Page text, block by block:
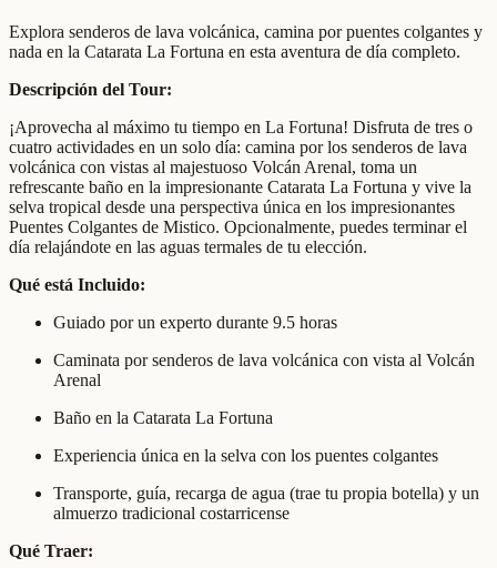
Explora senderos de lava volcánica, camina por puentes colgantes y
nada en la Catarata La Fortuna en esta aventura de día completo.
Descripción del Tour:
¡Aprovecha al máximo tu tiempo en La Fortuna! Disfruta de tres o
cuatro actividades en un solo día: camina por los senderos de lava
volcánica con vistas al majestuoso Volcán Arenal, toma un
refrescante baño en la impresionante Catarata La Fortuna y vive la
selva tropical desde una perspectiva única en los impresionantes
Puentes Colgantes de Mistico. Opcionalmente, puedes terminar el
día relajándote en las aguas termales de tu elección.
Qué está Incluido:
Guiado por un experto durante 9.5 horas
Caminata por senderos de lava volcánica con vista al Volcán
Arenal
Baño en la Catarata La Fortuna
Experiencia única en la selva con los puentes colgantes
Transporte, guía, recarga de agua (trae tu propia botella) y un
almuerzo tradicional costarricense
Qué Traer: